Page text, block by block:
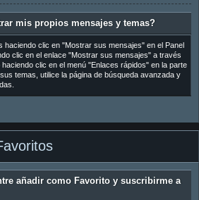
mis propios mensajes y temas?
haciendo clic en "Mostrar sus mensajes" en el Panel
clic en el enlace "Mostrar sus mensajes" a través
clic en el menú "Enlaces rápidos" en la parte
temas, utilice la página de búsqueda avanzada y
añadir como Favorito y suscribirme a